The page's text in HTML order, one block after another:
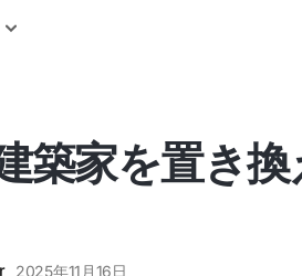
築家を置き
2025年11月16日